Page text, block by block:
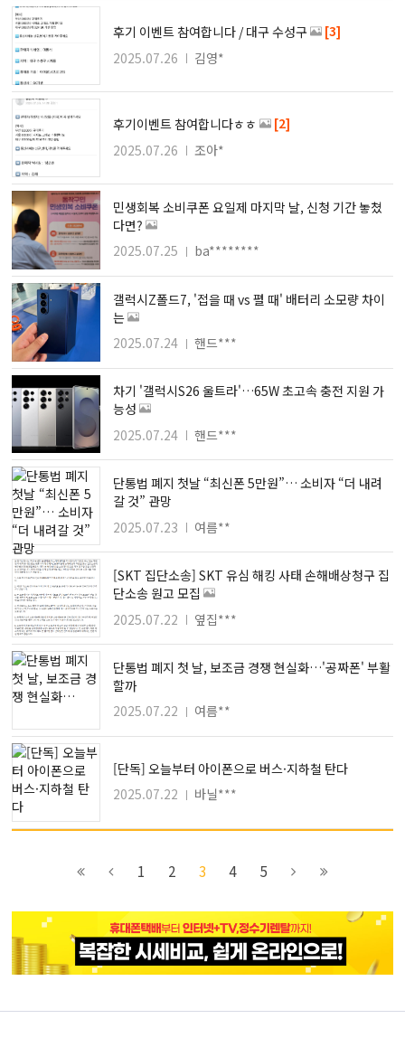
후기 이벤트 참여합니다 / 대구 수성구
[3]
2025.07.26
김영*
후기이벤트 참여합니다ㅎㅎ
[2]
2025.07.26
조아*
민생회복 소비쿠폰 요일제 마지막 날, 신청 기간 놓쳤
다면?
2025.07.25
ba********
갤럭시Z폴드7, '접을 때 vs 펼 때' 배터리 소모량 차이
는
2025.07.24
핸드***
차기 '갤럭시S26 울트라'…65W 초고속 충전 지원 가
능성
2025.07.24
핸드***
단통법 폐지 첫날 “최신폰 5만원”… 소비자 “더 내려
갈 것” 관망
2025.07.23
여름**
[SKT 집단소송] SKT 유심 해킹 사태 손해배상청구 집
단소송 원고 모집
2025.07.22
옆집***
단통법 폐지 첫 날, 보조금 경쟁 현실화…'공짜폰' 부활
할까
2025.07.22
여름**
[단독] 오늘부터 아이폰으로 버스·지하철 탄다
2025.07.22
바닐***
블록으로페이지로
1 2 3 4 5
페이지로블록으로